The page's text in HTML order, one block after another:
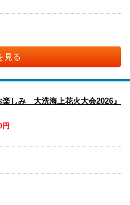
見る
楽しみ 大洗海上花火大会2026』
円